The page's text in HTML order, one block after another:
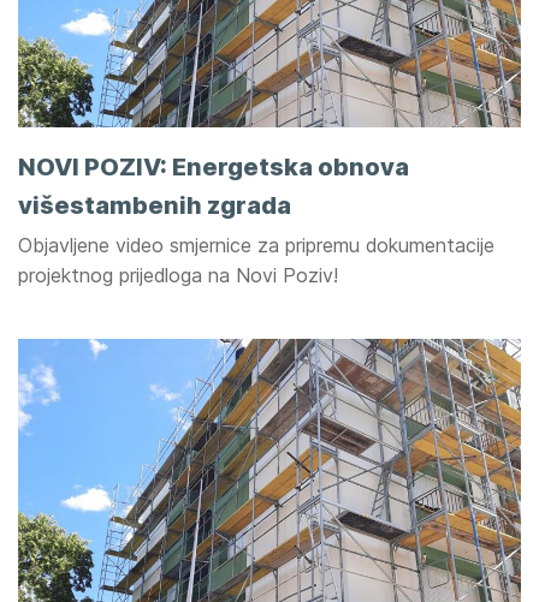
NOVI POZIV: Energetska obnova
višestambenih zgrada
Objavljene video smjernice za pripremu dokumentacije
projektnog prijedloga na Novi Poziv!